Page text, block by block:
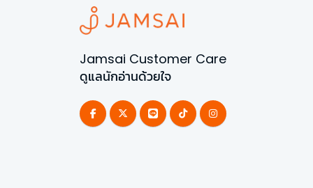
Jamsai Customer Care
ดูแลนักอ่านด้วยใจ